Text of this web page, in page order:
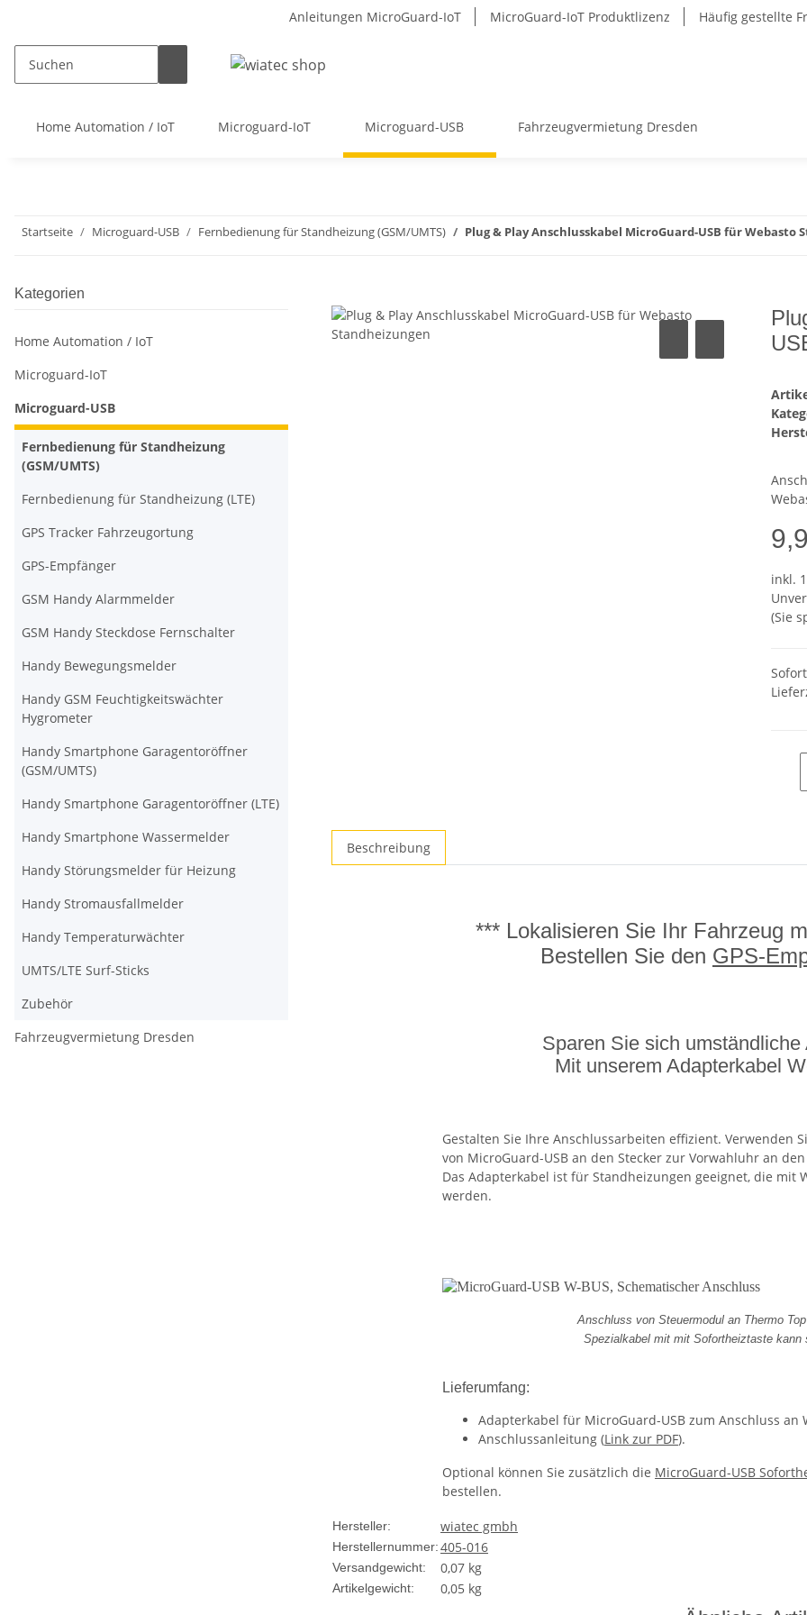
Anleitungen MicroGuard-IoT MicroGuard-IoT Produktlizenz Häufig gestellte
Home Automation / IoT Microguard-IoT Microguard-USB Fahrzeugvermietung Dresden
Startseite Microguard-USB Fernbedienung für Standheizung (GSM/UMTS) Plug & Play Anschlusskabel MicroGuard-USB für Webasto
inkl.
(Sie
Beschreibung
*** Lokalisieren Sie Ihr Fahrzeug
Bestellen Sie den GPS-
Sparen Sie sich
Mit unserem Adapterkabel
Gestalten Sie Ihre Anschlussarbeiten effizient. Verwenden
von MicroGuard-USB an den Stecker zur Vorwahluhr an
Das Adapterkabel ist für Standheizungen geeignet, die mit
werden.
Anschluss von Steuermodul an Thermo
Spezialkabel mit mit Sofortheiztaste kann
Lieferumfang:
Adapterkabel für MicroGuard-USB zum Anschluss an
Anschlussanleitung (Link zur PDF).
Optional können Sie zusätzlich die MicroGuard-USB
bestellen.
Hersteller: wiatec gmbh
Herstellernummer:405-016
Versandgewicht: 0,07 kg
Artikelgewicht: 0,05 kg
Kategorien
Home Automation / IoT
Microguard-IoT
Microguard-USB
Fernbedienung für Standheizung
(GSM/UMTS)
Fernbedienung für Standheizung (LTE)
GPS Tracker Fahrzeugortung
GPS-Empfänger
GSM Handy Alarmmelder
GSM Handy Steckdose Fernschalter
Handy Bewegungsmelder
Handy GSM Feuchtigkeitswächter
Hygrometer
Handy Smartphone Garagentoröffner
(GSM/UMTS)
Handy Smartphone Garagentoröffner (LTE)
Handy Smartphone Wassermelder
Handy Störungsmelder für Heizung
Handy Stromausfallmelder
Handy Temperaturwächter
UMTS/LTE Surf-Sticks
Zubehör
Fahrzeugvermietung Dresden